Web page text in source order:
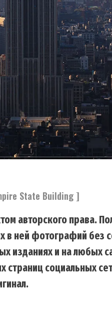
State Building ]
авторского права.
в ней фотографий без
изданиях и на любых
страниц социальных